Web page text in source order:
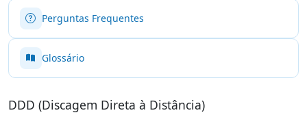
Perguntas Frequentes
Glossário
DDD (Discagem Direta à Distância)